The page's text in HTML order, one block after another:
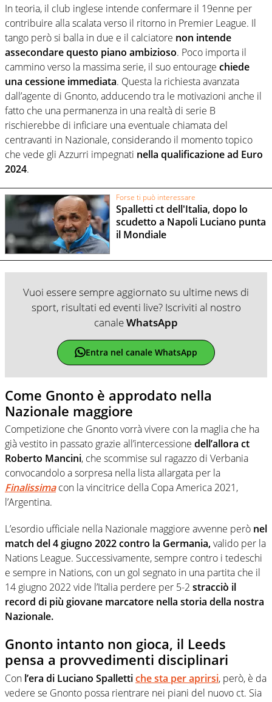
In teoria, il club inglese intende confermare il 19enne per
contribuire alla scalata verso il ritorno in Premier League. Il
tango però si balla in due e il calciatore non intende
assecondare questo piano ambizioso. Poco importa il
cammino verso la massima serie, il suo entourage chiede
una cessione immediata. Questa la richiesta avanzata
dall’agente di Gnonto, adducendo tra le motivazioni anche il
fatto che una permanenza in una realtà di serie B
rischierebbe di inficiare una eventuale chiamata del
centravanti in Nazionale, considerando il momento topico
che vede gli Azzurri impegnati nella qualificazione ad Euro
2024.
Forse ti può interessare
Spalletti ct dell'Italia, dopo lo
scudetto a Napoli Luciano punta
il Mondiale
Vuoi essere sempre aggiornato su ultime news di
sport, risultati ed eventi live? Iscriviti al nostro
canaleWhatsApp
Entra nel canale WhatsApp
Come Gnonto è approdato nella
Nazionale maggiore
Competizione che Gnonto vorrà vivere con la maglia che ha
già vestito in passato grazie all’intercessione dell’allora ct
Roberto Mancini, che scommise sul ragazzo di Verbania
convocandolo a sorpresa nella lista allargata per la
Finalissima con la vincitrice della Copa America 2021,
l’Argentina.
L’esordio ufficiale nella Nazionale maggiore avvenne però nel
match del 4 giugno 2022 contro la Germania,valido per la
Nations League. Successivamente, sempre contro i tedeschi
e sempre in Nations, con un gol segnato in una partita che il
14 giugno 2022 vide l’Italia perdere per 5-2 stracciò il
record di più giovane marcatore nella storia della nostra
Nazionale.
Gnonto intanto non gioca, il Leeds
pensa a provvedimenti disciplinari
Con l’era di Luciano Spallettiche sta per aprirsi, però, è da
vedere se Gnonto possa rientrare nei piani del nuovo ct. Sia